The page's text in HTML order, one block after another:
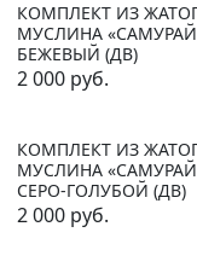
КОМПЛЕКТ ИЗ
МУСЛИНА
БЕЖЕВЫЙ (ДВ)
2 000 руб.
КОМПЛЕКТ ИЗ
МУСЛИНА
СЕРО-ГОЛУБОЙ (ДВ)
2 000 руб.